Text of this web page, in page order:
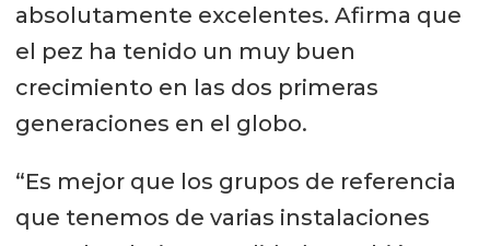
absolutamente excelentes. Afirma que
el pez ha tenido un muy buen
crecimiento en las dos primeras
generaciones en el globo.
“Es mejor que los grupos de referencia
que tenemos de varias instalaciones